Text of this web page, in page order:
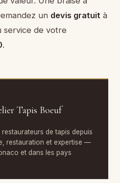
un devis gratuit à
service de votre
.
Tapis Boeuf
restaurateurs de tapis depuis
restauration et expertise —
et dans les pays